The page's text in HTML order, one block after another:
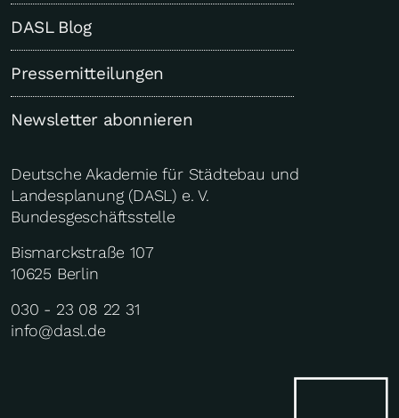
DASL Blog
Pressemitteilungen
Newsletter abonnieren
Deutsche Akademie für Städtebau und
Landesplanung (DASL) e. V.
Bundesgeschäftsstelle
Bismarckstraße 107
10625 Berlin
030 - 23 08 22 31
info@dasl.de